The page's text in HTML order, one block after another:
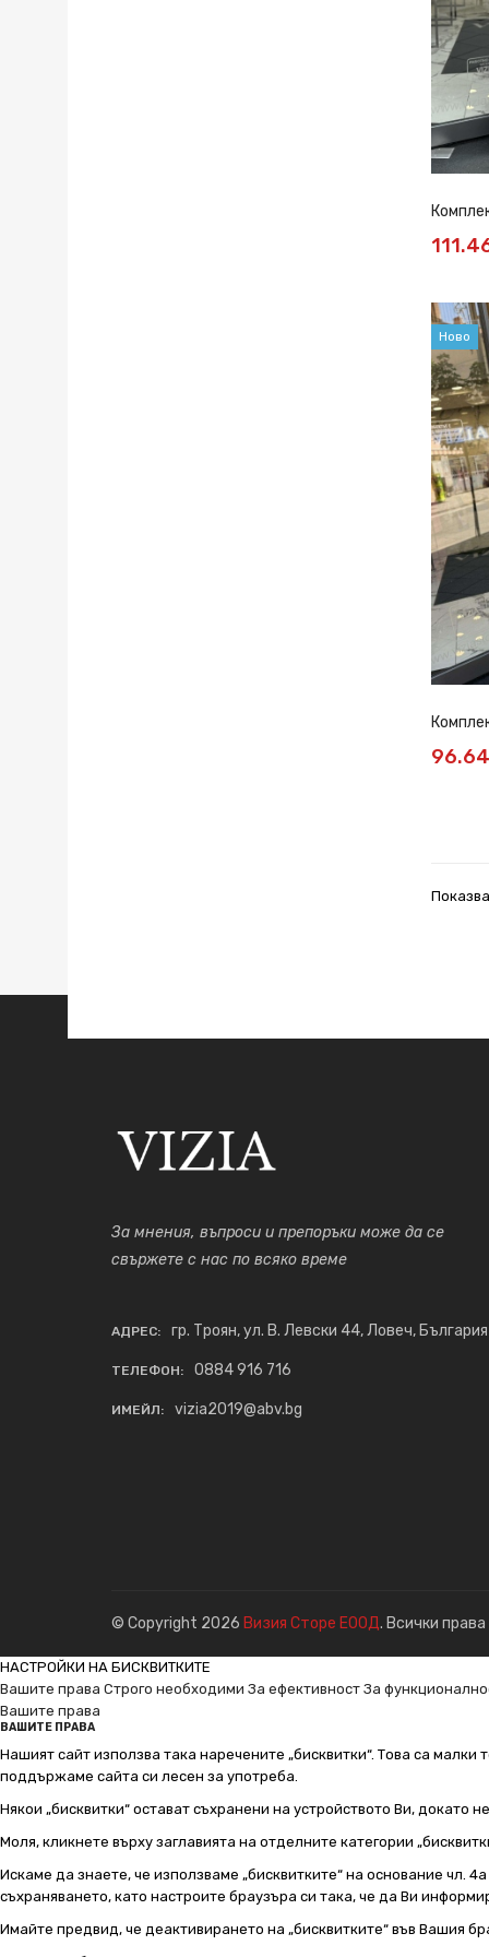
Ново
За мнения, въпроси и препоръки може да се
свържете с нас по всяко време
АДРЕС: гр. Троян, ул. В. Левски 44, Ловеч, България
ТЕЛЕФОН: 0884 916 716
ИМЕЙЛ: vizia2019@abv.bg
© Copyright 2026 Визия Сторе ЕООД. Всички
НАСТРОЙКИ НА БИСКВИТКИТЕ
Вашите права Строго необходими За ефективност За
Вашите права
ВАШИТЕ ПРАВА
Нашият сайт използва така наречените „бисквитки“. Това са
поддържаме сайта си лесен за употреба.
Някои „бисквитки“ остават съхранени на устройството Ви,
Моля, кликнете върху заглавията на отделните категории
Искаме да знаете, че използваме „бисквитките“ на основание чл.
съхраняването, като настроите браузъра си така, че да Ви
Имайте предвид, че деактивирането на „бисквитките“ във Вашия